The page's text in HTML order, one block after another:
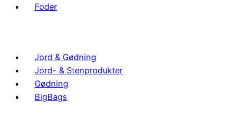
Foder
Jord & Gødning
Jord- & Stenprodukter
Gødning
BigBags